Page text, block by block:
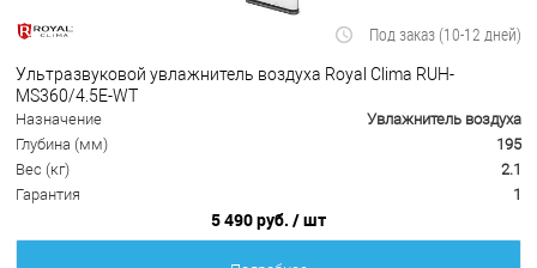
Под заказ (10-12 дней)
Ультразвуковой увлажнитель воздуха Royal Clima RUH-
MS360/4.5E-WT
Назначение
Увлажнитель воздуха
Глубина (мм)
195
Вес (кг)
2.1
Гарантия
1
5 490 руб. / шт